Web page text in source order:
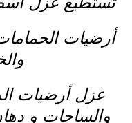
أرضيات
عزل أرضيات
والساحات و